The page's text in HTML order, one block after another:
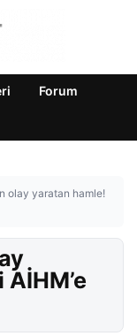
Forum
olay yaratan hamle!